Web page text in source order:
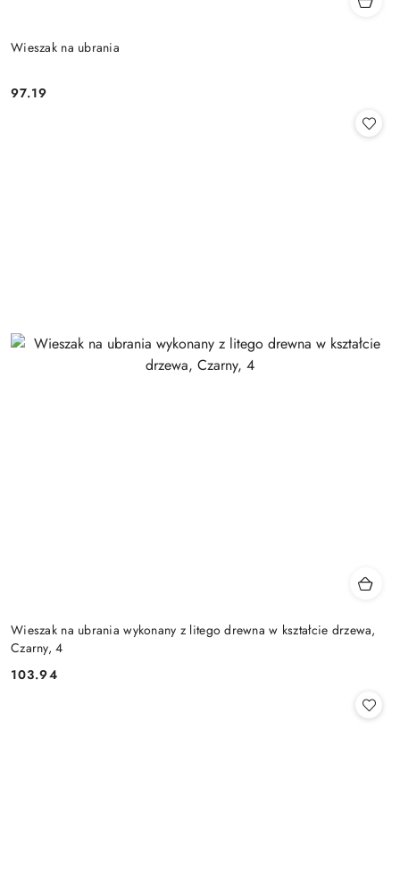
Wieszak na ubrania
Cena:
97.19
Wieszak na ubrania wykonany z litego drewna w kształcie drzewa,
Czarny, 4
Cena:
103.94